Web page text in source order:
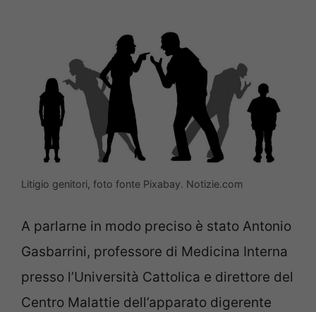
Litigio genitori, foto fonte Pixabay. Notizie.com
A parlarne in modo preciso è stato Antonio
Gasbarrini, professore di Medicina Interna
presso l’Università Cattolica e direttore del
Centro Malattie dell’apparato digerente